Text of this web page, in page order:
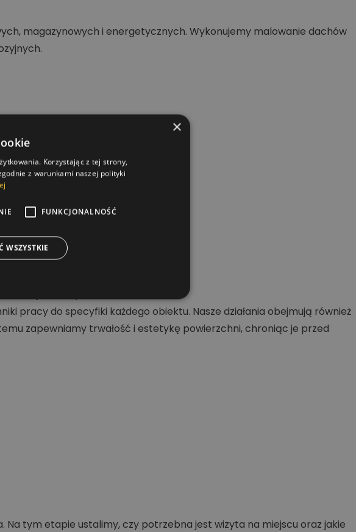
magazynowych i energetycznych. Wykonujemy malowanie dachów
stalowych.
pracy do specyfiki każdego obiektu. Nasze działania obejmują również
zapewniamy trwałość i estetykę powierzchni, chroniąc je przed
Na tym etapie ustalimy, czy potrzebna jest wizyta na miejscu oraz jakie
×
Korzystając z tej strony,
z warunkami naszej polityki
FUNKCJONALNOŚĆ
WSZYSTKIE